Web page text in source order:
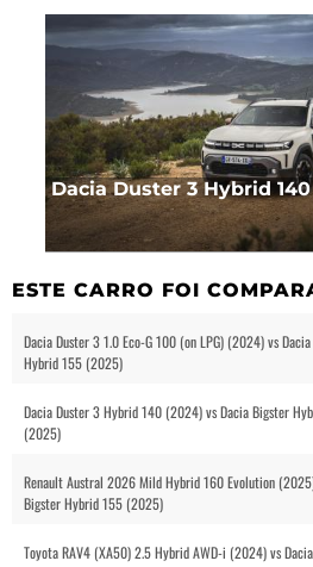
Dacia Duster 3 Hybrid 140
ESTE CARRO FOI
Dacia Duster 3 1.0 Eco-G 100 (on LPG) (2024) vs
Hybrid 155 (2025)
Dacia Duster 3 Hybrid 140 (2024) vs Dacia Bigster
(2025)
Renault Austral 2026 Mild Hybrid 160 Evolution
Bigster Hybrid 155 (2025)
Toyota RAV4 (XA50) 2.5 Hybrid AWD-i (2024) vs